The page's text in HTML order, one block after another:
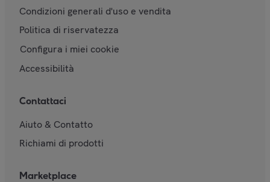
Condizioni generali d'uso e vendita
Politica di riservatezza
Configura i miei cookie
Accessibilità
Contattaci
Aiuto & Contatto
Richiami di prodotti
Marketplace